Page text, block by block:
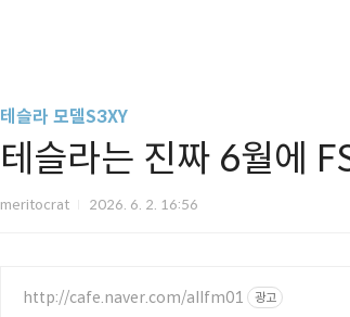
테슬라 모델S3XY
테슬라는 진짜 6월에
meritocrat 2026. 6. 2. 16:56
http://cafe.naver.com/allfm01 광고